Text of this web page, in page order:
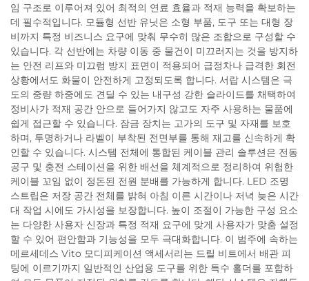
임 구조로 이루어져 있어 최적의 연료 효율과 적재 능력을 확보하는
데 필수적입니다. 모듈형 선반 유닛은 소형 부품, 도구 또는 대형 장
비까지 특정 비즈니스 요구에 맞춰 무수히 많은 조합으로 구성할 수
있습니다. 각 선반에는 차량 이동 중 물건이 미끄러지는 것을 방지하
는 안전 리프와 미끄럼 방지 표면이 적용되어 급정차나 급격한 회전
상황에서도 화물이 안전하게 고정되도록 합니다. 서랍 시스템은 극
도의 중량 하중에도 견딜 수 있는 내구성 강한 슬라이드를 채택하여
정비사가 적재 공간 안으로 들어가지 않고도 자주 사용하는 물품에
쉽게 접근할 수 있습니다. 잠금 장치는 고가의 도구 및 자재를 보호
하며, 투명하거나 라벨이 부착된 전면부를 통해 재고를 신속하게 확
인할 수 있습니다. 시스템 전체에 통합된 케이블 관리 솔루션은 전동
공구 및 충전 스테이션을 위한 배선을 체계적으로 정리하여 위험한
케이블 꼬임 없이 정돈된 전원 분배를 가능하게 합니다. LED 조명
스트립은 저장 공간 전체를 밝혀 아침 이른 시간이나 저녁 늦은 시간
대 작업 시에도 가시성을 보장합니다. 높이 조절이 가능한 구성 요소
는 다양한 사용자 신장과 특정 적재 요구에 맞게 사용자가 맞춤 설정
할 수 있어 편안함과 기능성을 모두 극대화합니다. 이 범주에 속하는
메르세데스 Vito 모디피케이션 액세서리는 드릴 비트에서 배관 피
팅에 이르기까지 일반적인 산업용 도구를 위한 특수 홀더를 포함하